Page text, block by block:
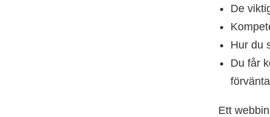
De
Hur du
Du får
Ett